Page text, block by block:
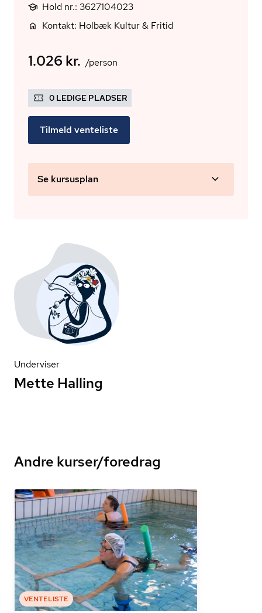
Hold nr.: 3627104023
Kontakt: Holbæk Kultur & Fritid
1.026 kr. /person
0 LEDIGE PLADSER
Tilmeld venteliste
Se kursusplan
Underviser
Mette Halling
Andre kurser/foredrag
VENTELISTE